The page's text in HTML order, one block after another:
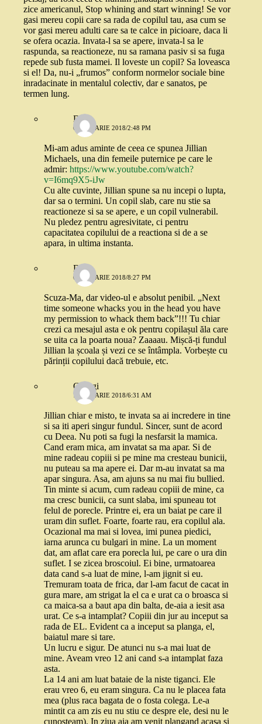
zice americanul, Stop whining and start winning! Se vor
gasi mereu copii care sa rada de copilul tau, asa cum se
vor gasi mereu adulti care sa te calce in picioare, daca li
se ofera ocazia. Invata-l sa se apere, invata-l sa le
raspunda, sa reactioneze, nu sa ramana pasiv si sa fuga
repede sub fusta mamei. Il loveste un copil? Sa loveasca
si el! Da, nu-i „frumos” conform normelor sociale bine
inradacinate in mentalul colectiv, dar e sanatos, pe
termen lung.
Deea
6 IANUARIE 2018/2:48 PM
Mi-am adus aminte de ceea ce spunea Jillian
Michaels, una din femeile puternice pe care le
admir: https://www.youtube.com/watch?
v=I6mq9X5-iJw
Cu alte cuvinte, Jillian spune sa nu incepi o lupta,
dar sa o termini. Un copil slab, care nu stie sa
reactioneze si sa se apere, e un copil vulnerabil.
Nu pledez pentru agresivitate, ci pentru
capacitatea copilului de a reactiona si de a se
apara, in ultima instanta.
Dia
6 IANUARIE 2018/8:27 PM
Scuza-Ma, dar video-ul e absolut penibil. „Next
time someone whacks you in the head you have
my permission to whack them back”!!! Tu chiar
crezi ca mesajul asta e ok pentru copilașul ăla care
se uita ca la poarta noua? Zaaaau. Mișcă-ți fundul
Jillian la școala și vezi ce se întâmpla. Vorbește cu
părinții copilului dacă trebuie, etc.
Georgi
7 IANUARIE 2018/6:31 AM
Jillian chiar e misto, te invata sa ai incredere in tine
si sa iti aperi singur fundul. Sincer, sunt de acord
cu Deea. Nu poti sa fugi la nesfarsit la mamica.
Cand eram mica, am invatat sa ma apar. Si de
mine radeau copiii si pe mine ma cresteau bunicii,
nu puteau sa ma apere ei. Dar m-au invatat sa ma
apar singura. Asa, am ajuns sa nu mai fiu bullied.
Tin minte si acum, cum radeau copiii de mine, ca
ma cresc bunicii, ca sunt slaba, imi spuneau tot
felul de porecle. Printre ei, era un baiat pe care il
uram din suflet. Foarte, foarte rau, era copilul ala.
Ocazional ma mai si lovea, imi punea piedici,
iarna arunca cu bulgari in mine. La un moment
dat, am aflat care era porecla lui, pe care o ura din
suflet. I se zicea broscoiul. Ei bine, urmatoarea
data cand s-a luat de mine, l-am jignit si eu.
Tremuram toata de frica, dar l-am facut de cacat in
gura mare, am strigat la el ca e urat ca o broasca si
ca maica-sa a baut apa din balta, de-aia a iesit asa
urat. Ce s-a intamplat? Copiii din jur au inceput sa
rada de EL. Evident ca a inceput sa planga, el,
baiatul mare si tare.
Un lucru e sigur. De atunci nu s-a mai luat de
mine. Aveam vreo 12 ani cand s-a intamplat faza
asta.
La 14 ani am luat bataie de la niste tiganci. Ele
erau vreo 6, eu eram singura. Ca nu le placea fata
mea (plus raca bagata de o fosta colega. Le-a
mintit ca am zis eu nu stiu ce despre ele, desi nu le
cunosteam). In ziua aia am venit plangand acasa si